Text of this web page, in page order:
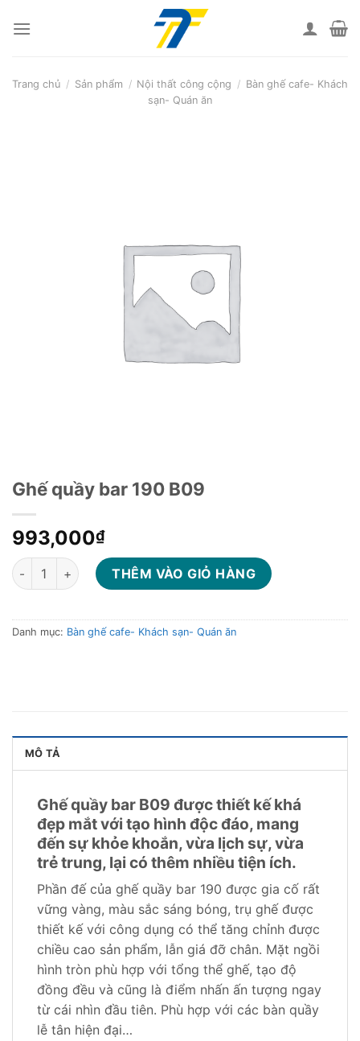
Trang chủ / Sản phẩm / Nội thất công cộng / Bàn ghế cafe- Khách
sạn- Quán ăn
Ghế quầy bar 190 B09
993,000₫
Ghế quầy bar 190 B09 số lượngTHÊM VÀO GIỎ HÀNG
Danh mục: Bàn ghế cafe- Khách sạn- Quán ăn
MÔ TẢ
Ghế quầy bar B09 được thiết kế khá
đẹp mắt với tạo hình độc đáo, mang
đến sự khỏe khoắn, vừa lịch sự, vừa
trẻ trung, lại có thêm nhiều tiện ích.
Phần đế của ghế quầy bar 190 được gia cố rất
vững vàng, màu sắc sáng bóng, trụ ghế được
thiết kế với công dụng có thể tăng chỉnh được
chiều cao sản phẩm, lẫn giá đỡ chân. Mặt ngồi
hình tròn phù hợp với tổng thể ghế, tạo độ
đồng đều và cũng là điểm nhấn ấn tượng ngay
từ cái nhìn đầu tiên. Phù hợp với các bàn quầy
lễ tân hiện đại…